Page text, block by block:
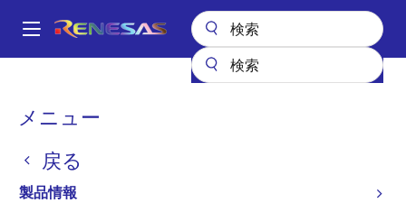
ン
Main
メニュー
戻る
製品情報
パ
く
ず
マイクロコントローラとマイクロプロセッサ
RH850/C1M-Ax
アクティブ